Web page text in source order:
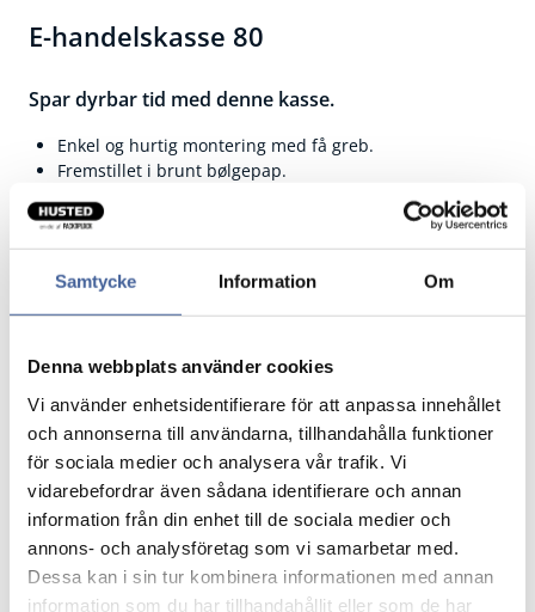
Samtycke Information Om
Denna webbplats använder cookies
Vi använder enhetsidentifierare för att anpassa innehållet
och annonserna till användarna, tillhandahålla funktioner
för sociala medier och analysera vår trafik. Vi
vidarebefordrar även sådana identifierare och annan
information från din enhet till de sociala medier och
annons- och analysföretag som vi samarbetar med.
Dessa kan i sin tur kombinera informationen med annan
information som du har tillhandahållit eller som de har
E-handelskasse 80
Spar dyrbar tid med denne kasse.
Enkel og hurtig montering med få greb.
Fremstillet i brunt bølgepap.
Nem lukning med selvklæbende tapestrimmel.
Enkel åbning med afrivningsstrimmel.
En forseglet kasse kan ikke åbnes, uden at dette er
synligt. Er en god tyverisikring.
Pk = Antal kasser i en pakke.
Palle = Angiver hvor mange kasser der går på en palle.
Pris pr. stk.
Fragtfrit når du handler for 1.900,-
Afsendelse samme dag ved bestilling
inden kl 10